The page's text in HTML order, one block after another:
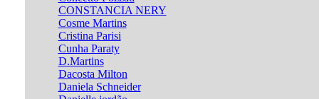
CONSTANCIA NERY
Cosme Martins
Cristina Parisi
Cunha Paraty
D.Martins
Dacosta Milton
Daniela Schneider